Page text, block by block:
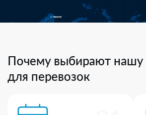
Почему выбирают
для перевозок